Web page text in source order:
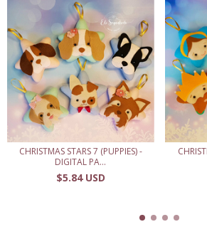
CHRISTMAS STARS 7 (PUPPIES) -
DIGITAL PA...
$5.84 USD